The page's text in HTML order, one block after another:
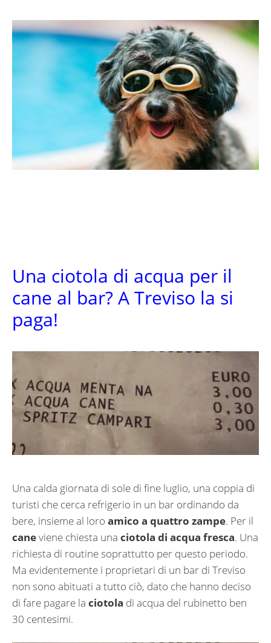
Una ciotola di acqua per il
cane al bar? A Treviso la si
paga!
Una calda giornata di sole di fine luglio, una coppia di
turisti che cerca refrigerio in un bar ordinando da
bere, insieme al loro amico a quattro zampe. Per il
caneviene chiesta una ciotola di acqua fresca. Una
richiesta di routine soprattutto per questo periodo.
Ma evidentemente i proprietari di un bar di Treviso
non sono abituati a tutto ciò, dato che hanno deciso
di fare pagare la ciotola di acqua del rubinetto ben
30 centesimi.